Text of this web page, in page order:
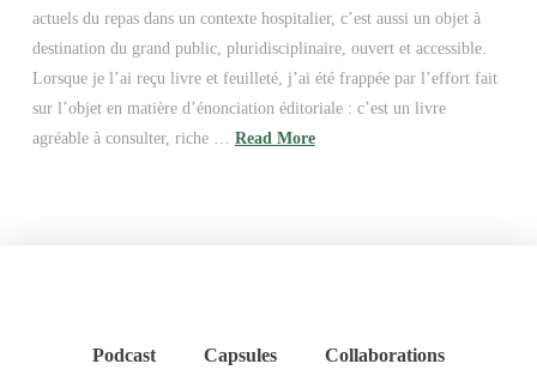
actuels du repas dans un contexte hospitalier, c’est aussi un objet à
destination du grand public, pluridisciplinaire, ouvert et accessible.
Lorsque je l’ai reçu livre et feuilleté, j’ai été frappée par l’effort fait
sur l’objet en matière d’énonciation éditoriale : c’est un livre
agréable à consulter, riche … Read More
Podcast Capsules Collaborations